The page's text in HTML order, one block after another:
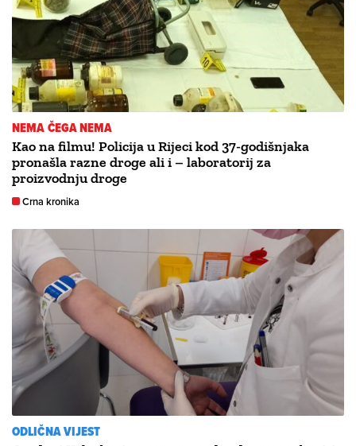
NEMA ČEGA NEMA
Kao na filmu! Policija u Rijeci kod 37-godišnjaka
pronašla razne droge ali i – laboratorij za
proizvodnju droge
Crna kronika
ODLIČNA VIJEST